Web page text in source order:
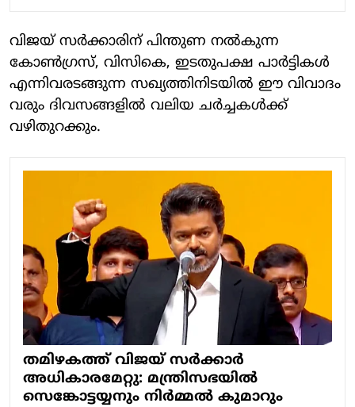
വിജയ് സർക്കാരിന് പിന്തുണ നൽകുന്ന
കോൺഗ്രസ്, വിസികെ, ഇടതുപക്ഷ പാർട്ടികൾ
എന്നിവരടങ്ങുന്ന സഖ്യത്തിനിടയിൽ ഈ വിവാദം
വരും ദിവസങ്ങളിൽ വലിയ ചർച്ചകൾക്ക്
വഴിതുറക്കും.
തമിഴകത്ത് വിജയ് സർക്കാർ
അധികാരമേറ്റു: മന്ത്രിസഭയിൽ
സെങ്കോട്ടയ്യനും നിർമ്മൽ കുമാറും